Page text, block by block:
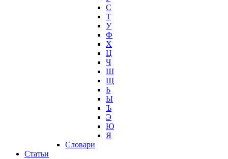
С
Т
У
Ф
Х
Ц
Ч
Ш
Щ
Ь
Ы
Ъ
Э
Ю
Я
Cловари
Статьи